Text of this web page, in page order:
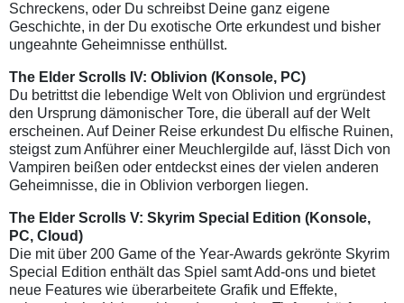
Schreckens, oder Du schreibst Deine ganz eigene
Geschichte, in der Du exotische Orte erkundest und bisher
ungeahnte Geheimnisse enthüllst.
The Elder Scrolls IV: Oblivion (Konsole, PC)
Du betrittst die lebendige Welt von Oblivion und ergründest
den Ursprung dämonischer Tore, die überall auf der Welt
erscheinen. Auf Deiner Reise erkundest Du elfische Ruinen,
steigst zum Anführer einer Meuchlergilde auf, lässt Dich von
Vampiren beißen oder entdeckst eines der vielen anderen
Geheimnisse, die in Oblivion verborgen liegen.
The Elder Scrolls V: Skyrim Special Edition (Konsole,
PC, Cloud)
Die mit über 200 Game of the Year-Awards gekrönte Skyrim
Special Edition enthält das Spiel samt Add-ons und bietet
neue Features wie überarbeitete Grafik und Effekte,